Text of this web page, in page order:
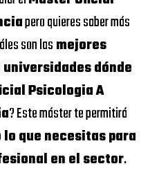
pero quieres saber más
son lasmejores
dónde
Psicologia A
? Este máster te permitirá
que necesitas para
en el sector.